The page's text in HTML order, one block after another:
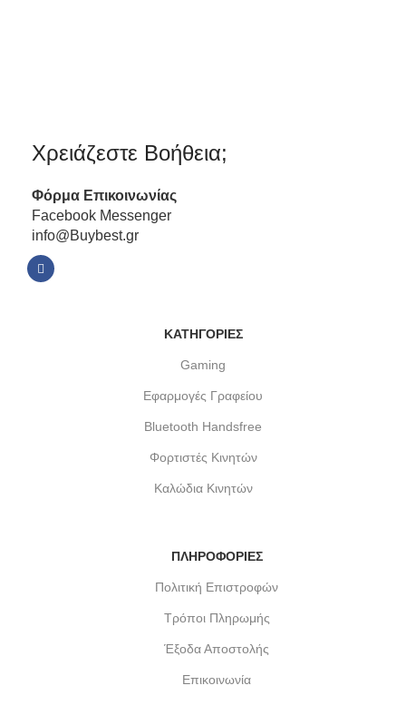
Χρειάζεστε Βοήθεια;
Φόρμα Επικοινωνίας
Facebook Messenger
info@Buybest.gr
ΚΑΤΗΓΟΡΙΕΣ
Gaming
Εφαρμογές Γραφείου
Bluetooth Handsfree
Φορτιστές Κινητών
Καλώδια Κινητών
ΠΛΗΡΟΦΟΡΙΕΣ
Πολιτική Επιστροφών
Τρόποι Πληρωμής
Έξοδα Αποστολής
Επικοινωνία